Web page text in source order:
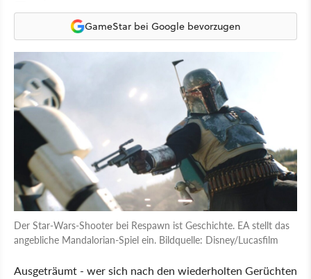
GameStar bei Google bevorzugen
Der Star-Wars-Shooter bei Respawn ist Geschichte. EA stellt das
angebliche Mandalorian-Spiel ein. Bildquelle: Disney/Lucasfilm
Ausgeträumt - wer sich nach den wiederholten Gerüchten